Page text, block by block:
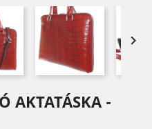

AKTATÁSKA -